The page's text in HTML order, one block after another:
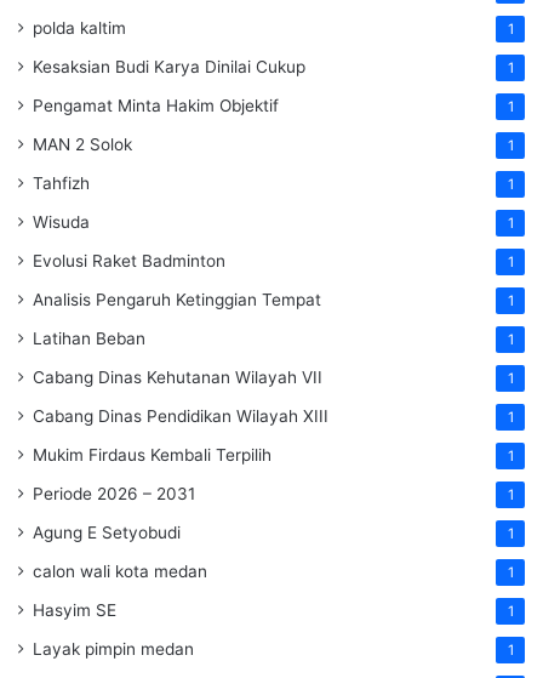
polda kaltim 1
Kesaksian Budi Karya Dinilai Cukup 1
Pengamat Minta Hakim Objektif 1
MAN 2 Solok 1
Tahfizh 1
Wisuda 1
Evolusi Raket Badminton 1
Analisis Pengaruh Ketinggian Tempat 1
Latihan Beban 1
Cabang Dinas Kehutanan Wilayah VII 1
Cabang Dinas Pendidikan Wilayah XIII 1
Mukim Firdaus Kembali Terpilih 1
Periode 2026 – 2031 1
Agung E Setyobudi 1
calon wali kota medan 1
Hasyim SE 1
Layak pimpin medan 1